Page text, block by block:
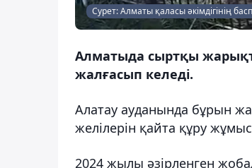
Сурет: Алматы қаласы әкімдігінің
Алматыда сыртқы
жалғасып келеді.
Алатау ауданында бұрын
желілерін қайта құру
2024 жылы әзірленген